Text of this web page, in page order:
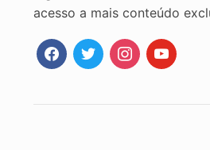
acesso a mais conteúdo
facebooktwitterinstagram
youtube